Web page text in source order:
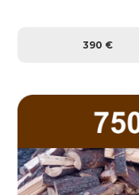
390 €